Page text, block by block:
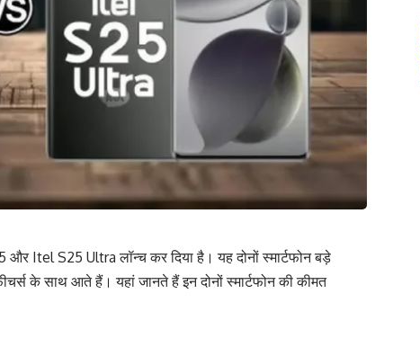
Itel S25 Ultra लॉन्च कर दिया है। यह दोनों स्मार्टफोन बड़े
के साथ आते हैं। यहां जानते हैं इन दोनों स्मार्टफोन की कीमत